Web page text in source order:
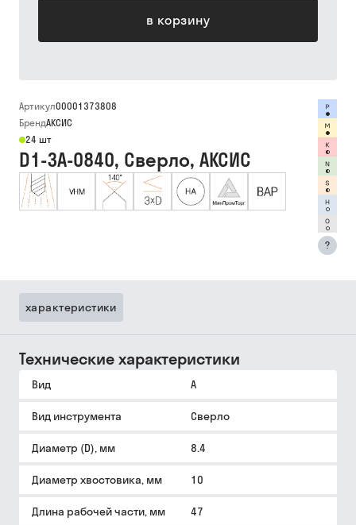
в корзину
Артикул00001373808
БрендАКСИС
24 шт
D1-3A-0840, Сверло, АКСИС
?
характеристики
Технические характеристики
Вид A
Вид инструмента Сверло
Диаметр (D), мм 8.4
Диаметр хвостовика, мм 10
Длина рабочей части, мм 47